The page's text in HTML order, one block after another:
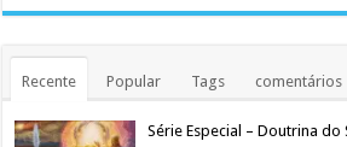
Recente Popular Tags comentários
Série Especial – Doutrina do